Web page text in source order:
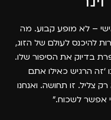
– לא מופע קבוע. מה
להיכנס לעולם של הזוג,
בדיוק את הסיפור שלו.
‘זה הרגיש כאילו אתם
צליל. זו תחושה. ואנחנו
אפשר לשכוח.”